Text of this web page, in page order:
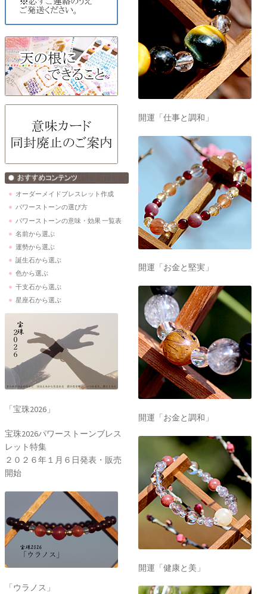
オーダーメイドブレスレット作成
パワーストーンの選び方
パワーストーンの意味・効果 一覧表
名前から選ぶ
運勢から選ぶ
誕生石から選ぶ
色から選ぶ
干支石から選ぶ
星座石から選ぶ
「宝珠2026」
宝珠2026パワーストーンブレス
レット特集
２０２６年１月６日発表・販売
開始
「ウラノス」
開運「仕事と調和」
開運「お金と堅実」
開運「お金と調和」
開運「健康と美」